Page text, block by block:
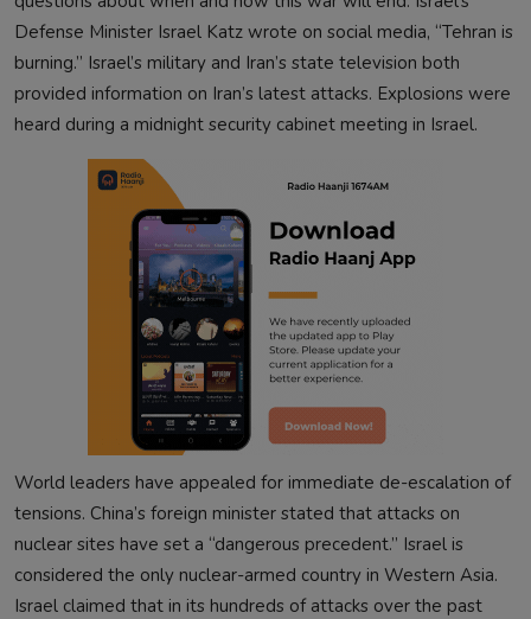
Defense Minister Israel Katz wrote on social media, “Tehran is
burning.” Israel’s military and Iran’s state television both
provided information on Iran’s latest attacks. Explosions were
heard during a midnight security cabinet meeting in Israel.
World leaders have appealed for immediate de-escalation of
tensions. China’s foreign minister stated that attacks on
nuclear sites have set a “dangerous precedent.” Israel is
considered the only nuclear-armed country in Western Asia.
Israel claimed that in its hundreds of attacks over the past